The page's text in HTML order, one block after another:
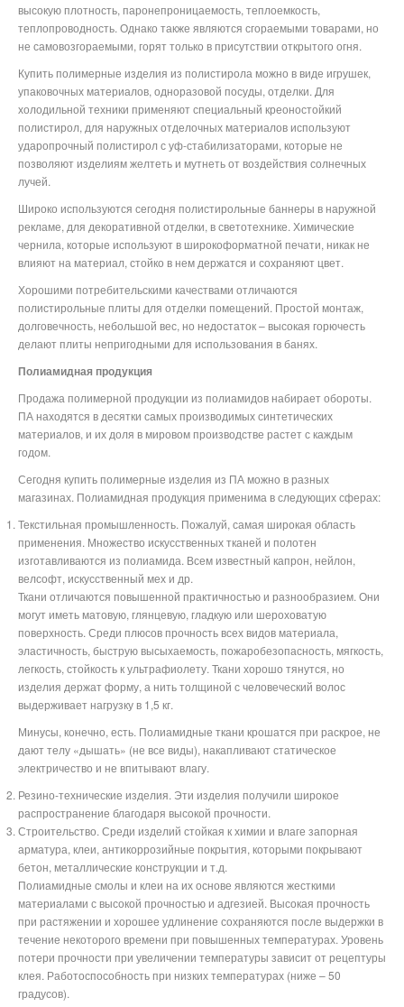
высокую плотность, паронепроницаемость, теплоемкость,
теплопроводность. Однако также являются сгораемыми товарами, но
не самовозгораемыми, горят только в присутствии открытого огня.
Купить полимерные изделия из полистирола можно в виде игрушек,
упаковочных материалов, одноразовой посуды, отделки. Для
холодильной техники применяют специальный креоностойкий
полистирол, для наружных отделочных материалов используют
ударопрочный полистирол с уф-стабилизаторами, которые не
позволяют изделиям желтеть и мутнеть от воздействия солнечных
лучей.
Широко используются сегодня полистирольные баннеры в наружной
рекламе, для декоративной отделки, в светотехнике. Химические
чернила, которые используют в широкоформатной печати, никак не
влияют на материал, стойко в нем держатся и сохраняют цвет.
Хорошими потребительскими качествами отличаются
полистирольные плиты для отделки помещений. Простой монтаж,
долговечность, небольшой вес, но недостаток – высокая горючесть
делают плиты непригодными для использования в банях.
Полиамидная продукция
Продажа полимерной продукции из полиамидов набирает обороты.
ПА находятся в десятки самых производимых синтетических
материалов, и их доля в мировом производстве растет с каждым
годом.
Сегодня купить полимерные изделия из ПА можно в разных
магазинах. Полиамидная продукция применима в следующих сферах:
Текстильная промышленность. Пожалуй, самая широкая область
применения. Множество искусственных тканей и полотен
изготавливаются из полиамида. Всем известный капрон, нейлон,
велсофт, искусственный мех и др.
Ткани отличаются повышенной практичностью и разнообразием. Они
могут иметь матовую, глянцевую, гладкую или шероховатую
поверхность. Среди плюсов прочность всех видов материала,
эластичность, быструю высыхаемость, пожаробезопасность, мягкость,
легкость, стойкость к ультрафиолету. Ткани хорошо тянутся, но
изделия держат форму, а нить толщиной с человеческий волос
выдерживает нагрузку в 1,5 кг.
Минусы, конечно, есть. Полиамидные ткани крошатся при раскрое, не
дают телу «дышать» (не все виды), накапливают статическое
электричество и не впитывают влагу.
Резино-технические изделия. Эти изделия получили широкое
распространение благодаря высокой прочности.
Строительство. Среди изделий стойкая к химии и влаге запорная
арматура, клеи, антикоррозийные покрытия, которыми покрывают
бетон, металлические конструкции и т.д.
Полиамидные смолы и клеи на их основе являются жесткими
материалами с высокой прочностью и адгезией. Высокая прочность
при растяжении и хорошее удлинение сохраняются после выдержки в
течение некоторого времени при повышенных температурах. Уровень
потери прочности при увеличении температуры зависит от рецептуры
клея. Работоспособность при низких температурах (ниже – 50
градусов).